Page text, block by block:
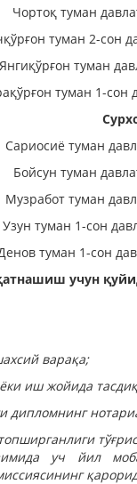
Чортоқ туман
туман 2-сон
Янгиқўрғон туман
туман 1-
Сариосиё туман
Бойсун туман
Музработ туман
Узун туман 1-сон
туман 1-сон
учун
варақа;
иш жойида
уч йил